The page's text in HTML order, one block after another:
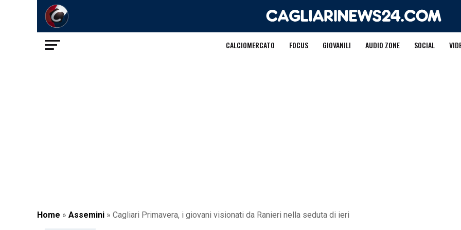
CALCIOMERCATO FOCUS GIOVANILI AUDIO ZONE SOCIAL
Home » Assemini » Cagliari Primavera, i giovani visionati da Ranieri nella seduta di ieri